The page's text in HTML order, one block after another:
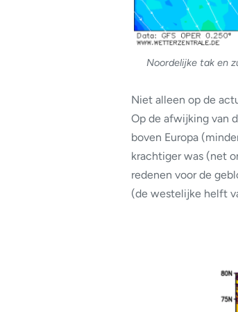
Noordelijke tak en
Niet alleen op de
Op de afwijking van
boven Europa
krachtiger was (net
redenen voor de
(de westelijke helft